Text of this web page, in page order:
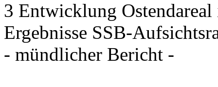
3 Entwicklung
Ergebnisse SSB-
- mündlicher Bericht -